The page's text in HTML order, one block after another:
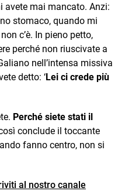
avete mai mancato. Anzi:
stomaco, quando mi
c’è. In pieno petto,
perché non riuscivate a
nell’intensa missiva
detto: ‘Lei ci crede più
Perché siete stati il
conclude il toccante
fanno centro, non si
al nostro canale